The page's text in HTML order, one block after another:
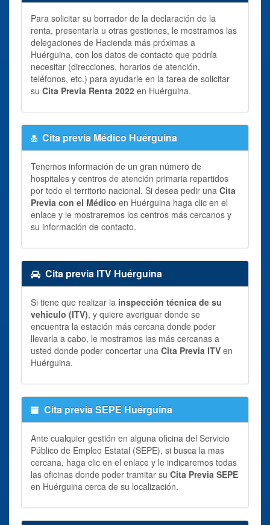
Para solicitar su borrador de la declaración de la
renta, presentarla u otras gestiones, le mostramos las
delegaciones de Hacienda más próximas a
Huérguina, con los datos de contacto que podría
necesitar (direcciones, horarios de atención,
teléfonos, etc.) para ayudarle en la tarea de solicitar
su Cita Previa Renta 2022 en Huérguina.
Cita previa Médico Huérguina
Tenemos información de un gran número de
hospitales y centros de atención primaria repartidos
por todo el territorio nacional. Si desea pedir una Cita
Previa con el Médico en Huérguina haga clic en el
enlace y le mostraremos los centros más cercanos y
su información de contacto.
Cita previa ITV Huérguina
Si tiene que realizar la inspección técnica de su
vehiculo (ITV), y quiere averiguar donde se
encuentra la estación más cercana donde poder
llevarla a cabo, le mostramos las más cercanas a
usted donde poder concertar una Cita Previa ITV en
Huérguina.
Cita previa SEPE Huérguina
Ante cualquier gestión en alguna oficina del Servicio
Público de Empleo Estatal (SEPE), si busca la mas
cercana, haga clic en el enlace y le indicaremos todas
las oficinas donde poder tramitar su Cita Previa SEPE
en Huérguina cerca de su localización.